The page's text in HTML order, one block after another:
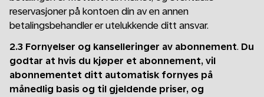
reservasjoner på kontoen din av en annen
betalingsbehandler er utelukkende ditt ansvar.
2.3 Fornyelser og kanselleringer av abonnement. Du
godtar at hvis du kjøper et abonnement, vil
abonnementet ditt automatisk fornyes på
månedlig basis og til gjeldende priser, og